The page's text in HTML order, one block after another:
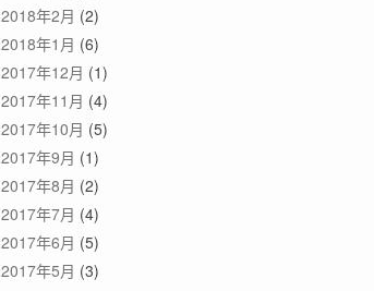
2018年2月 (2)
2018年1月 (6)
2017年12月 (1)
2017年11月 (4)
2017年10月 (5)
2017年9月 (1)
2017年8月 (2)
2017年7月 (4)
2017年6月 (5)
2017年5月 (3)